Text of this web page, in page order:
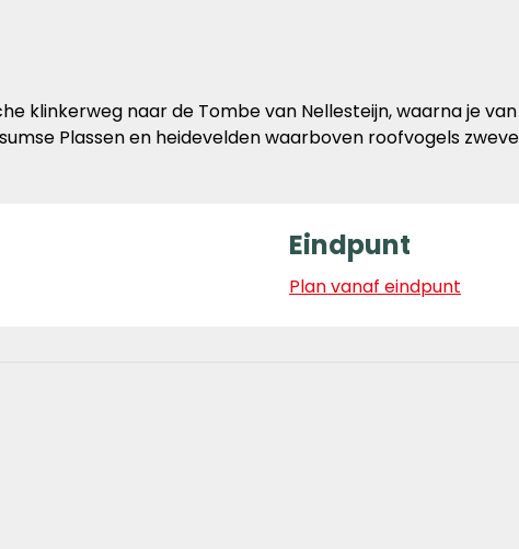
klinkerweg naar de Tombe van Nellesteijn, waarna je
Plassen en heidevelden waarboven roofvogels
Eindpunt
Plan vanaf eindpunt